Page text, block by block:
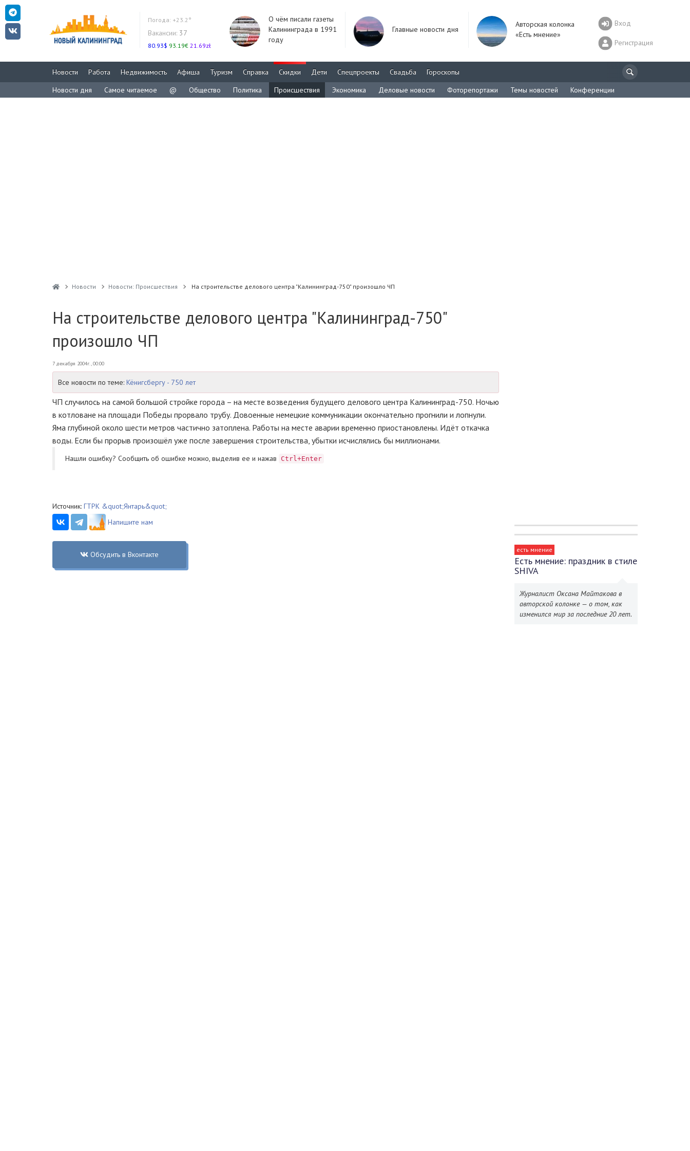
Погода: +23.2°
Вакансии: 37
80.93$ 93.19€ 21.69zł
О чём писали газеты
Калининграда в 1991
году
Главные новости дня
Авторская колонка
«Есть мнение»
Вход
Регистрация
Новости Работа Недвижимость Афиша Туризм Справка Скидки Дети Спецпроекты Свадьба
Гороскопы
Новости дня
Самое читаемое @ Общество Политика Происшествия Экономика Деловые новости Фоторепортажи Темы новостей Конференции
Новости Новости: Происшествия На строительстве делового центра "Калининград-750" произошло ЧП
На строительстве делового центра "Калининград-750"
произошло ЧП
7 декабря 2004г., 00:00
Все новости по теме: Кёнигсбергу - 750 лет
ЧП случилось на самой большой стройке города – на месте возведения будущего делового центра Калининград-750. Ночью
в котловане на площади Победы прорвало трубу. Довоенные немецкие коммуникации окончательно прогнили и лопнули.
Яма глубиной около шести метров частично затоплена. Работы на месте аварии временно приостановлены. Идёт откачка
воды. Если бы прорыв произошёл уже после завершения строительства, убытки исчислялись бы миллионами.
Нашли ошибку? Cообщить об ошибке можно, выделив ее и нажав Ctrl+Enter
Источник: ГТРК &quot;Янтарь&quot;
Напишите нам
Обсудить в Вконтакте
есть мнение
Есть мнение: праздник в стиле
SHIVA
Журналист Оксана Майтакова в
авторской колонке — о том, как
изменился мир за последние 20 лет.